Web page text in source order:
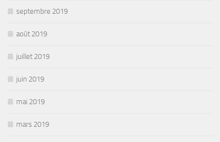
septembre 2019
août 2019
juillet 2019
juin 2019
mai 2019
mars 2019